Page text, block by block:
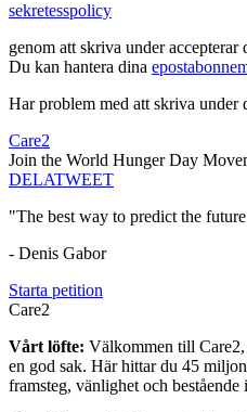
sekretesspolicy
genom att skriva under accepterar
Du kan hantera dina
Har problem med att skriva under
Care2
Join the World Hunger Day
DELATWEET
"The best way to predict the
- Denis Gabor
Starta petition
Care2
Vårt löfte: Välkommen till Care2,
en god sak. Här hittar du 45
framsteg, vänlighet och bestående